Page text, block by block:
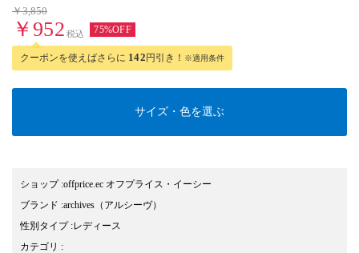
￥3,850
￥952 税込 75%OFF
クーポンを使えばさらに 142円引き！ ※適用条件
サイズ・色を選ぶ
ショップ:offprice.ec オフプライス・イーシー
ブランド :archives （アルシーヴ）
性別タイプ:レディース
カテゴリ :